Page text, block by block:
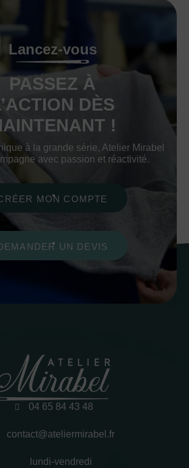
Lancez-vous
PASSEZ À
DÈS
!
à la grande série, Atelier Mirabel
avec passion et réactivité.
MON COMPTE
UN DEVIS
04 65 84 43 48
contact@ateliermirabel.fr
lundi-vendredi